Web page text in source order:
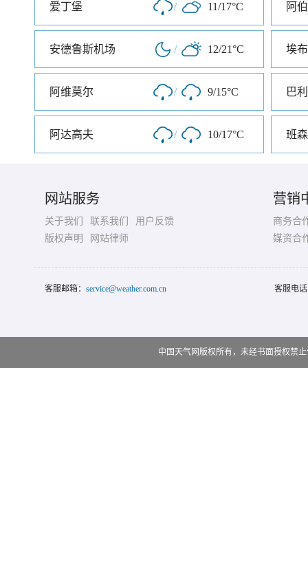
爱丁堡 / 11/17°C 阿
安德鲁斯机场 / 12/21°C 埃
阿维莫尔 / 9/15°C 巴
阿达高夫 / 10/17°C 班森
网站服务
关于我们 联系我们
用户反馈
版权声明
网站律师
营销
商务合
媒资合
客服邮箱： service@weather.com.cn 客服电
中国天气网版权所有，未经书面授权